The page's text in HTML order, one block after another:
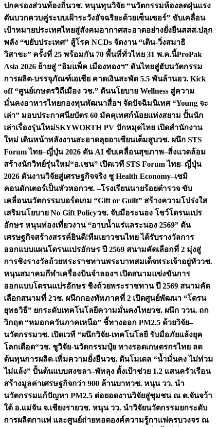
ปกครองส่วนท้องถิ่นวช. หนุนทุนวิจัย “นวัตกรรมห้องลดฝุ่นแรง
ดันบวกควบคู่ระบบเฝ้าระวังอัจฉริยะด้วยเซ็นเซอร์” ขับเคลื่อน
เป้าหมายประเทศไทยสู่สังคมอากาศสะอาดอย่างยั่งยืนสสส.ปลุก
พลัง “ขยับประเทศ” สู้โรค NCDs จัดงาน “เดิน-วิ่งสมาธิ
วิสาขะ” ครั้งที่ 25 พร้อมกัน 70 พื้นที่ทั่วไทย 31 พ.ค.นี้ProPak
Asia 2026 ย้ายสู่ “อิมแพ็ค เมืองทองฯ” ดันไทยสู่ฮับนวัตกรรม
การผลิต-บรรจุภัณฑ์เอเชีย คาดเงินสะพัด 5.5 พันล้านอว. Kick
off “ศูนย์เกษตรวิถีเมือง วช.” ดันนโยบาย Wellness สู่ความ
มั่นคงอาหารไทยกองทุนพัฒนาสื่อฯ จัดปัจฉิมนิเทศ “Young จะ
เล่า” มอบประกาศนียบัตร 60 มัคคุเทศก์น้อยแห่งสยาม ปั้นนัก
เล่าเรื่องรุ่นใหม่SKYWORTH PV ปักหมุดไทย เปิดสำนักงาน
ใหม่ เดินหน้าพลังงานสะอาดลุยอาเซียนเต็มสูบวช. ผนึก STS
Forum ไทย–ญี่ปุ่น 2026 ดัน AI ขับเคลื่อนสุขภาพ–สิ่งแวดล้อม
สร้างนักวิทย์รุ่นใหม่“อ.เชน” เปิดเวที STS Forum ไทย–ญี่ปุ่น
2026 ดันงานวิจัยสู่เศรษฐกิจจริง ชู Health Economy–เซมิ
คอนดักเตอร์เป็นหัวหอกวช. –โรงเรียนนายร้อยตำรวจ ขับ
เคลื่อนนวัตกรรมบอร์ดเกม “Gift or Guilt” สร้างความโปร่งใส
เสริมนโยบาย No Gift Policyวช. จับมือระนอง โชว์โดรนแปร
อักษร หนุนท่องเที่ยวงาน “อาบน้ำแร่แลระนอง 2569” ดัน
เศรษฐกิจสร้างสรรค์ยินดี!ทีมเยาวชนไทย ได้รับรางวัลการ
ออกแบบแผนโดรนแปรอักษร ปี 2569 สนามคัดเลือกที่ 2 มุ่งสู่
การชิงรางวัลถ้วยพระราชทานพระบาทสมเด็จพระเจ้าอยู่หัววช.
หนุนสมาคมกีฬาเครื่องบินจำลองฯ เปิดสนามแข่งขันการ
ออกแบบโดรนแปรอักษร ชิงถ้วยพระราชทาน ปี 2569 สนามคัด
เลือกสนามที่ 2วช. ผนึกกองทัพภาคที่ 2 เปิดศูนย์พัฒนา “โดรน
ยุทธวิธี” ยกระดับเทคโนโลยีความมั่นคงไทยวช. ผนึก ววน. ถก
วิกฤต “หมอกควันภาคเหนือ” ชี้ทางออก PM2.5 ด้วยวิจัย–
นวัตกรรมวช. เปิดเวที “ผนึกวิจัย-เทคโนโลยี รับมือภัยแล้งยุค
โลกเดือด“วช. ชูวิจัย-นวัตกรรมปุ๋ย ทางรอดเกษตรกรไทย ลด
ต้นทุนการผลิต-เพิ่มความยั่งยืนวช. ดันโมเดล “น้ำมั่นคง ไม่ท่วม
ไม่แล้ง” ปั้นต้นแบบสงขลา–พัทลุง ตั้งเป้าช่วย 1.2 แสนครัวเรือน
สร้างมูลค่าเศรษฐกิจกว่า 900 ล้านบาทวช. หนุน วว. นำ
นวัตกรรมแก้ปัญหา PM2.5 ต่อยอดงานวิจัยสู่ชุมชน ณ ต.จันจว้า
ใต้ อ.แม่จัน จ.เชียงรายวช. หนุน วว. นำวิจัยนวัตกรรมยกระดับ
การผลิตกาแฟ และศูนย์ถ่ายทอดองค์ความรู้กาแฟครบวงจร ณ